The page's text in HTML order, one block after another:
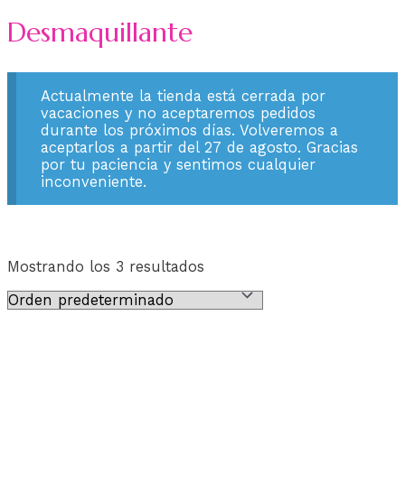
Desmaquillante
Actualmente la tienda está cerrada por
vacaciones y no aceptaremos pedidos
durante los próximos días. Volveremos a
aceptarlos a partir del 27 de agosto. Gracias
por tu paciencia y sentimos cualquier
inconveniente.
Mostrando los 3 resultados